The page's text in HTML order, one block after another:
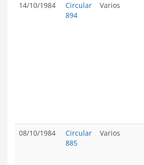
14/10/1984
Circular
894
Varios
08/10/1984
Circular
885
Varios